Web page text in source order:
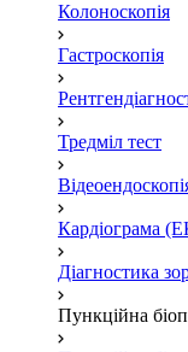
Колоноскопія
Гастроскопія
Тредміл тест
Кардіограма
Діагностика
Пункційна